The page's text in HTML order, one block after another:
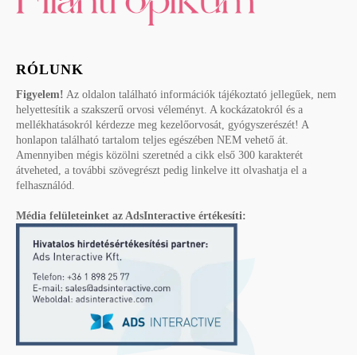
RÓLUNK
Figyelem! Az oldalon található információk tájékoztató jellegűek, nem
helyettesítik a szakszerű orvosi véleményt. A kockázatokról és a
mellékhatásokról kérdezze meg kezelőorvosát, gyógyszerészét! A
honlapon található tartalom teljes egészében NEM vehető át.
Amennyiben mégis közölni szeretnéd a cikk első 300 karakterét
átveheted, a további szövegrészt pedig linkelve itt olvashatja el a
felhasználód.
Média felületeinket az AdsInteractive értékesíti: